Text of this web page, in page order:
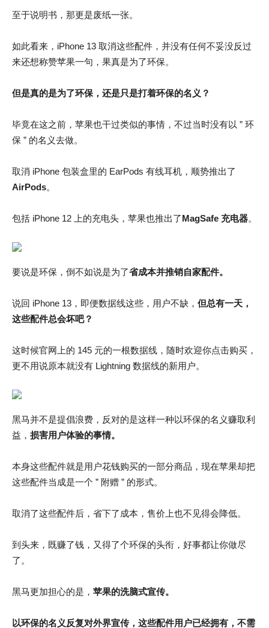
至于说明书，那更是废纸一张。
如此看来，iPhone 13 取消这些配件，并没有任何不妥没反过
来还想称赞苹果一句，果真是为了环保。
但是真的是为了环保，还是只是打着环保的名义？
毕竟在这之前，苹果也干过类似的事情，不过当时没有以 ” 环
保 ” 的名义去做。
取消 iPhone 包装盒里的 EarPods 有线耳机，顺势推出了
AirPods。
包括 iPhone 12 上的充电头，苹果也推出了MagSafe 充电器。
要说是环保，倒不如说是为了省成本并推销自家配件。
说回 iPhone 13，即便数据线这些，用户不缺， 但总有一天，
这些配件总会坏吧？
这时候官网上的 145 元的一根数据线，随时欢迎你点击购买，
更不用说原本就没有 Lightning 数据线的新用户。
黑马并不是提倡浪费，反对的是这样一种以环保的名义赚取利
益， 损害用户体验的事情。
本身这些配件就是用户花钱购买的一部分商品，现在苹果却把
这些配件当成是一个 ” 附赠 ” 的形式。
取消了这些配件后，省下了成本，售价上也不见得会降低。
到头来，既赚了钱，又得了个环保的头衔，好事都让你做尽
了。
黑马更加担心的是， 苹果的洗脑式宣传。
以环保的名义反复对外界宣传，这些配件用户已经拥有，不需